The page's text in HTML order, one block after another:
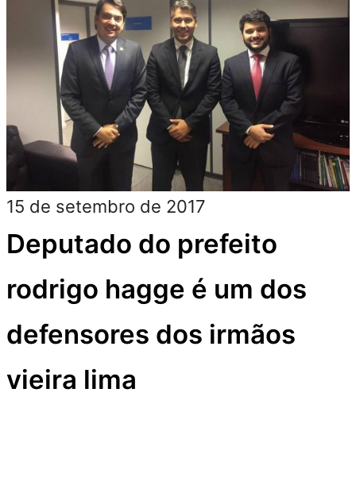
15 de setembro de 2017
Deputado do prefeito
rodrigo hagge é um dos
defensores dos irmãos
vieira lima